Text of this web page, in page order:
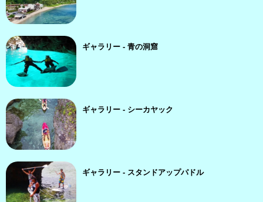
ギャラリー - 青の洞窟
ギャラリー - シーカヤック
ギャラリー - スタンドアップパドル